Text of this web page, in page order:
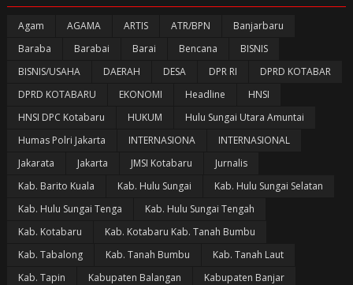
Agam AGAMA ARTIS ATR/BPN
Banjarbaru
Baraba
Barabai Barai Bencana
BISNIS
BISNIS/USAHA
DAERAH DESA DPR RI
DPRD KOTABAR
DPRD KOTABARU
EKONOMI Headline
HNSI
HNSI DPC Kotabaru
HUKUM
Hulu Sungai Utara Amuntai
Humas Polri Jakarta
INTERNASIONA
INTERNASIONAL
Jakarata
Jakarta JMSI Kotabaru
Jurnalis
Kab. Barito Kuala
Kab. Hulu Sungai
Kab. Hulu Sungai Selatan
Kab. Hulu Sungai Tenga
Kab. Hulu Sungai Tengah
Kab. Kotabaru
Kab. Kotabaru Kab. Tanah Bumbu
Kab. Tabalong
Kab. Tanah Bumbu
Kab. Tanah Laut
Kab. Tapin
Kabupaten Balangan
Kabupaten Banjar